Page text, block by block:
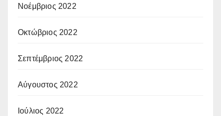
Νοέμβριος 2022
Οκτώβριος 2022
Σεπτέμβριος 2022
Αύγουστος 2022
Ιούλιος 2022